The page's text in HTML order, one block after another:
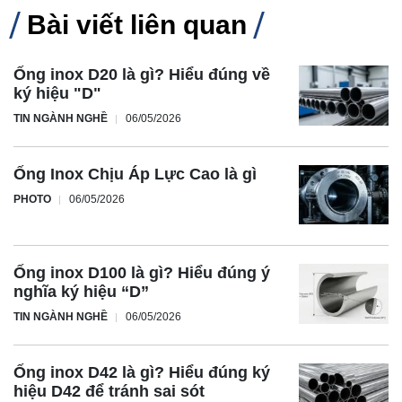
Bài viết liên quan
Ống inox D20 là gì? Hiểu đúng về
ký hiệu "D"
TIN NGÀNH NGHỀ 06/05/2026
Ống Inox Chịu Áp Lực Cao là gì
PHOTO 06/05/2026
Ống inox D100 là gì? Hiểu đúng ý
nghĩa ký hiệu “D”
TIN NGÀNH NGHỀ 06/05/2026
Ống inox D42 là gì? Hiểu đúng ký
hiệu D42 để tránh sai sót